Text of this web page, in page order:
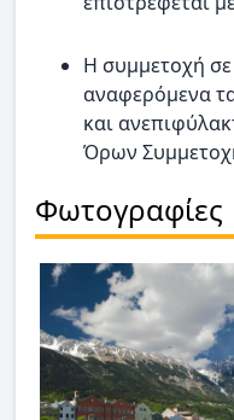
Η συμμετοχή
αναφερόμενα
και
Όρων
Φωτογραφίες